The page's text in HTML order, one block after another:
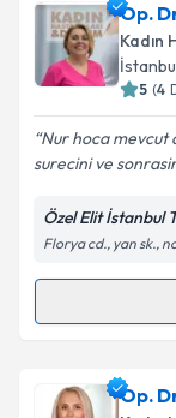
Op.
Kadın
5 (4
Nur hoca mevcut
surecini ve
Özel Elit İstanbul
Florya cd., yan sk.,
Randevu
Op. Dr.
Op.